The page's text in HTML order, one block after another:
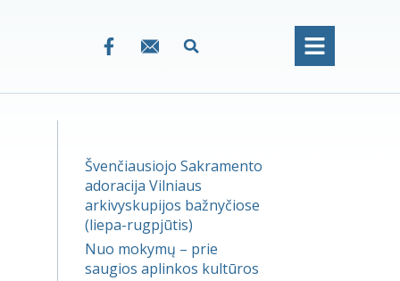
Švenčiausiojo Sakramento
adoracija Vilniaus
arkivyskupijos bažnyčiose
(liepa-rugpjūtis)
Nuo mokymų – prie
saugios aplinkos kultūros